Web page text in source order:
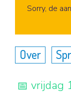
Sorry, de
Over
vrijdag